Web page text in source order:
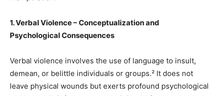
1. Verbal Violence – Conceptualization and
Psychological Consequences
Verbal violence involves the use of language to insult,
demean, or belittle individuals or groups.² It does not
leave physical wounds but exerts profound psychological